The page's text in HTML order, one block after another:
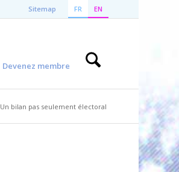
FR EN
Sitemap
Devenez membre
Un bilan pas seulement électoral